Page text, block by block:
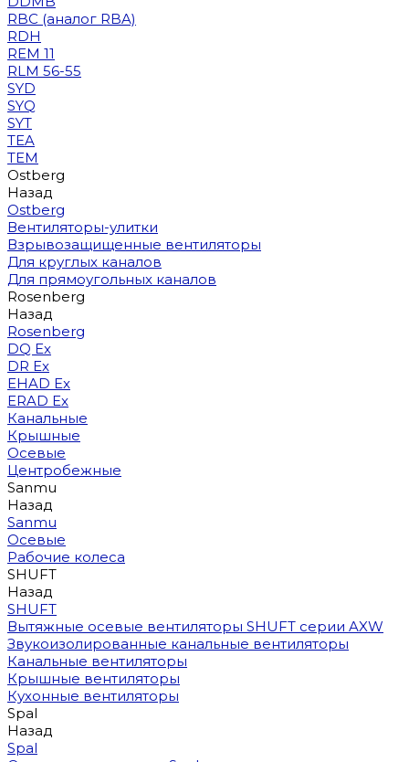
RBC (аналог RBA)
RDH
REM 11
RLM 56-55
SYD
SYQ
SYT
TEA
TEM
Ostberg
Назад
Ostberg
Вентиляторы-улитки
Взрывозащищенные вентиляторы
Для круглых каналов
Для прямоугольных каналов
Rosenberg
Назад
Rosenberg
DQ Ex
DR Ex
EHAD Ex
ERAD Ex
Канальные
Крышные
Осевые
Центробежные
Sanmu
Назад
Sanmu
Осевые
Рабочие колеса
SHUFT
Назад
SHUFT
Вытяжные осевые вентиляторы SHUFT серии AXW
Звукоизолированные канальные вентиляторы
Канальные вентиляторы
Крышные вентиляторы
Кухонные вентиляторы
Spal
Назад
Spal